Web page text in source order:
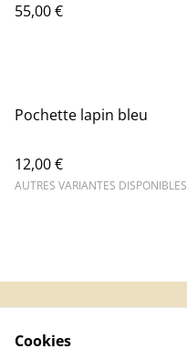
55,00 €
Pochette lapin bleu
12,00 €
AUTRES VARIANTES DISPONIBLES
Cookies